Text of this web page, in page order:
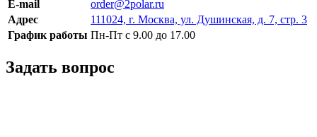
E-mail
order@2polar.ru
Адрес
111024, г. Москва, ул. Душинская, д. 7, стр. 3
График работы Пн-Пт с 9.00 до 17.00
Задать вопрос